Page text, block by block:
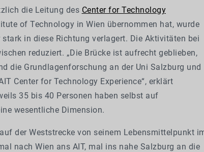
die Leitung des Center for Technology
of Technology in Wien übernommen hat, wurde
in diese Richtung verlagert. Die Aktivitäten bei
reduziert. „Die Brücke ist aufrecht geblieben,
die Grundlagenforschung an der Uni Salzburg und
Center for Technology Experience“, erklärt
35 bis 40 Personen haben selbst auf
wesentliche Dimension.
der Weststrecke von seinem Lebensmittelpunkt
nach Wien ans AIT, mal ins nahe Salzburg an die